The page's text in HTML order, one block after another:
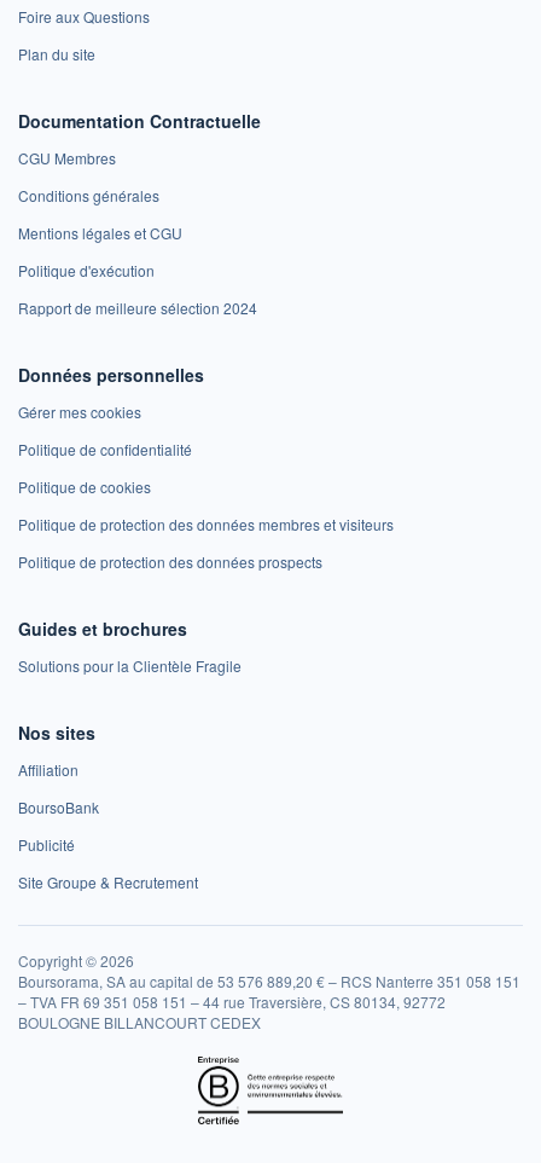
Foire aux Questions
Plan du site
Documentation Contractuelle
CGU Membres
Conditions générales
Mentions légales et CGU
Politique d'exécution
Rapport de meilleure sélection 2024
Données personnelles
Gérer mes cookies
Politique de confidentialité
Politique de cookies
Politique de protection des données membres et visiteurs
Politique de protection des données prospects
Guides et brochures
Solutions pour la Clientèle Fragile
Nos sites
Affiliation
BoursoBank
Publicité
Site Groupe & Recrutement
Copyright © 2026
Boursorama, SA au capital de 53 576 889,20 € – RCS Nanterre 351 058 151
– TVA FR 69 351 058 151 – 44 rue Traversière, CS 80134, 92772
BOULOGNE BILLANCOURT CEDEX